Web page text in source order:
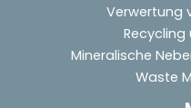
Verwertung
Mineralische
Waste